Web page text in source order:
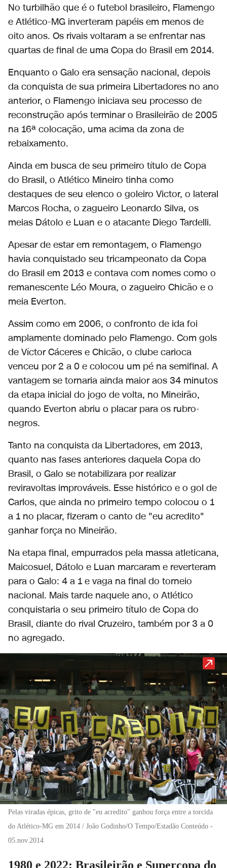
No turbilhão que é o futebol brasileiro, Flamengo
e Atlético-MG inverteram papéis em menos de
oito anos. Os rivais voltaram a se enfrentar nas
quartas de final de uma Copa do Brasil em 2014.
Enquanto o Galo era sensação nacional, depois
da conquista de sua primeira Libertadores no ano
anterior, o Flamengo iniciava seu processo de
reconstrução após terminar o Brasileirão de 2005
na 16ª colocação, uma acima da zona de
rebaixamento.
Ainda em busca de seu primeiro título de Copa
do Brasil, o Atlético Mineiro tinha como
destaques de seu elenco o goleiro Victor, o lateral
Marcos Rocha, o zagueiro Leonardo Silva, os
meias Dátolo e Luan e o atacante Diego Tardelli.
Apesar de estar em remontagem, o Flamengo
havia conquistado seu tricampeonato da Copa
do Brasil em 2013 e contava com nomes como o
remanescente Léo Moura, o zagueiro Chicão e o
meia Everton.
Assim como em 2006, o confronto de ida foi
amplamente dominado pelo Flamengo. Com gols
de Víctor Cáceres e Chicão, o clube carioca
venceu por 2 a 0 e colocou um pé na semifinal. A
vantagem se tornaria ainda maior aos 34 minutos
da etapa inicial do jogo de volta, no Mineirão,
quando Everton abriu o placar para os rubro-
negros.
Tanto na conquista da Libertadores, em 2013,
quanto nas fases anteriores daquela Copa do
Brasil, o Galo se notabilizara por realizar
reviravoltas improváveis. Esse histórico e o gol de
Carlos, que ainda no primeiro tempo colocou o 1
a 1 no placar, fizeram o canto de "eu acredito"
ganhar força no Mineirão.
Na etapa final, empurrados pela massa atleticana,
Maicosuel, Dátolo e Luan marcaram e reverteram
para o Galo: 4 a 1 e vaga na final do torneio
nacional. Mais tarde naquele ano, o Atlético
conquistaria o seu primeiro título de Copa do
Brasil, diante do rival Cruzeiro, também por 3 a 0
no agregado.
Pelas viradas épicas, grito de "eu acredito" ganhou força entre a torcida
do Atlético-MG em 2014 / João Godinho/O Tempo/Estadão Conteúdo -
05.nov.2014
1980 e 2022: Brasileirão e Supercopa do